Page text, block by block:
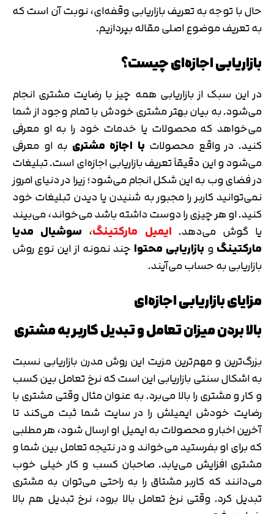
حال با توجه به تعریف بازاریابی وقفه‌ای، نوبت آن است که
به تعریف موضوع اصلی مقاله بپردازیم.
بازاریابی اجازه‌ای چیست؟
در این سبک از بازاریابی همه چیز با رضایت مشتری انجام
می‌شود. به بیان بهتر مشتری خودش با تمام وجود از شما
می‌خواهد که محصولات یا خدمات خود را به او معرفی
کنید. در واقع محصولات با اجازه مشتری به او معرفی
می‌شود و این دقیقاً تعریف بازاریابی اجازه‌ای است. تبلیغات
در فضای وب به این شکل انجام می‌شود؛ زیرا در دنیای امروز
نمی‌توانید کاربر را مجبور به شنیدن یا دیدن تبلیغات خود
کنید. او هر چیزی را دوست داشته باشد می‌خواند، می‌بیند
یا گوش می‌دهد. ایمیل مارکتینگ، سوشیال مدیا
مارکتینگو بازاریابی محتوا چند نمونه از این نوع روش
بازاریابی به حساب می‌آیند.
مزایای بازاریابی اجازه‌ای
بالا بردن میزان تعامل و تبدیل کاربر به مشتری
بزرگ‌ترین و مهم‌ترین مزیت این روش مدرن بازاریابی نسبت
به اشکال سنتی بازاریابی این است که نرخ تعامل بین کسب
و کار و مشتری را بالا می‌برد. به عنوان مثال وقتی مشتری با
رضایت خودش ایمیلش را در سایت شما ثبت می‌کند تا
آخرین اخبار و محصولات به ایمیل او ارسال شود، هر مطلبی
که برای او بفرستید می‌خواند و در نتیجه تعامل بین شما و
مشتری افزایش می‌یابد. صاحبان کسب و کار خیلی خوب
می‌دانند که کاربر مشتاق را به راحتی می‌توان به مشتری
تبدیل کرد. وقتی نرخ تعامل بالا برود، نرخ تبدیل هم بالا